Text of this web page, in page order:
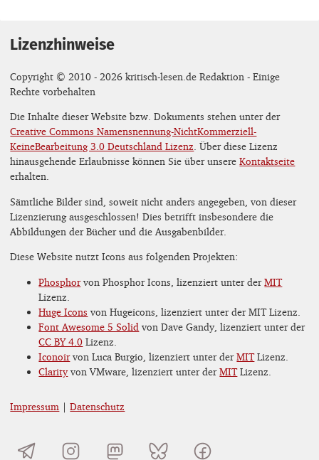
Lizenzhinweise
Copyright © 2010 - 2026 kritisch-lesen.de Redaktion - Einige
Rechte vorbehalten
Die Inhalte dieser Website bzw. Dokuments stehen unter der
Creative Commons Namensnennung-NichtKommerziell-
KeineBearbeitung 3.0 Deutschland Lizenz . Über diese Lizenz
hinausgehende Erlaubnisse können Sie über unsereKontaktseite
erhalten.
Sämtliche Bilder sind, soweit nicht anders angegeben, von dieser
Lizenzierung ausgeschlossen! Dies betrifft insbesondere die
Abbildungen der Bücher und die Ausgabenbilder.
Diese Website nutzt Icons aus folgenden Projekten:
Phosphorvon Phosphor Icons, lizenziert unter derMIT
Lizenz.
Huge Icons von Hugeicons, lizenziert unter der MIT Lizenz.
Font Awesome 5 Solid von Dave Gandy, lizenziert unter der
CC BY 4.0 Lizenz.
Iconoirvon Luca Burgio, lizenziert unter derMITLizenz.
Clarityvon VMware, lizenziert unter derMITLizenz.
Impressum |Datenschutz